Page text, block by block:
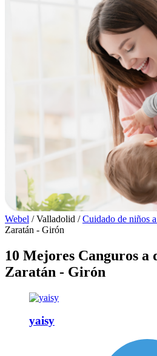
Webel / Valladolid / Cuidado de niños
Zaratán - Girón
10 Mejores Canguros a
Zaratán - Girón
yaisy